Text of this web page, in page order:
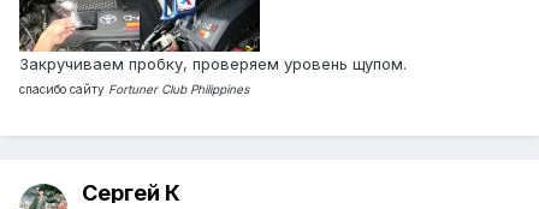
Закручиваем пробку, проверяем уровень щупом.
спасибо сайту Fortuner Club Philippines
Сергей К